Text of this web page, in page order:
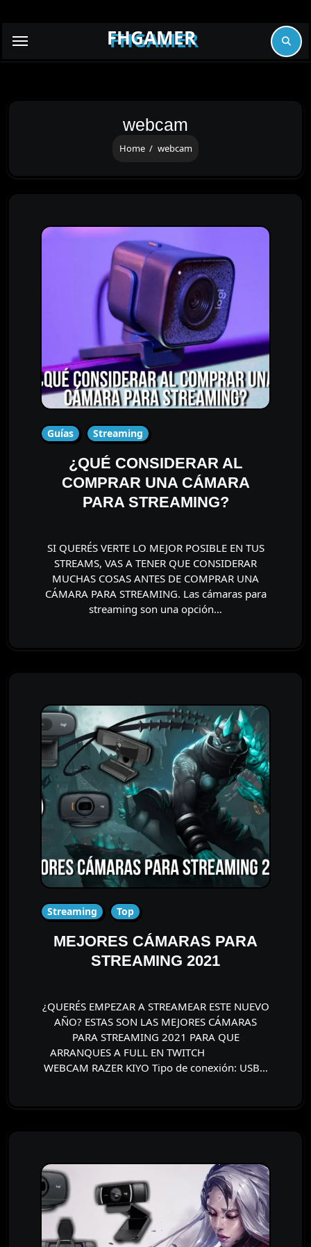
FHGAMER
webcam
Home webcam
Guías Streaming
¿QUÉ CONSIDERAR AL
COMPRAR UNA CÁMARA
PARA STREAMING?
SI QUERÉS VERTE LO MEJOR POSIBLE EN TUS
STREAMS, VAS A TENER QUE CONSIDERAR
MUCHAS COSAS ANTES DE COMPRAR UNA
CÁMARA PARA STREAMING. Las cámaras para
streaming son una opción…
Streaming Top
MEJORES CÁMARAS PARA
STREAMING 2021
¿QUERÉS EMPEZAR A STREAMEAR ESTE NUEVO
AÑO? ESTAS SON LAS MEJORES CÁMARAS
PARA STREAMING 2021 PARA QUE
ARRANQUES A FULL EN TWITCH ⠀⠀⠀⠀⠀⠀⠀
WEBCAM RAZER KIYO Tipo de conexión: USB…